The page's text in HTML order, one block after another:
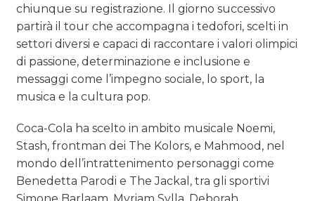
chiunque su registrazione. Il giorno successivo
partirà il tour che accompagna i tedofori, scelti in
settori diversi e capaci di raccontare i valori olimpici
di passione, determinazione e inclusione e
messaggi come l’impegno sociale, lo sport, la
musica e la cultura pop.
Coca-Cola ha scelto in ambito musicale Noemi,
Stash, frontman dei The Kolors, e Mahmood, nel
mondo dell’intrattenimento personaggi come
Benedetta Parodi e The Jackal, tra gli sportivi